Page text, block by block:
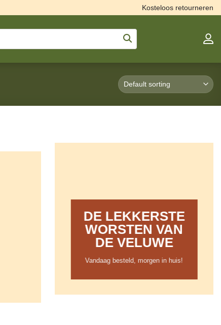
Kosteloos retourneren
DE LEKKERSTE
WORSTEN VAN
DE VELUWE
Vandaag besteld, morgen in huis!